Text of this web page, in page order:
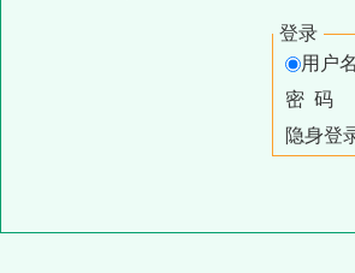
登录
用户
密 码
隐身登